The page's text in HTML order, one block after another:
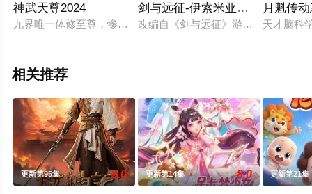
神武天尊2024
九界唯一体修至尊，惨遭至交厉云飞背叛，身死道消。 机缘巧
剑与远征-伊索米亚的那些事儿
改编自《剑与远征》游戏。《伊索米
月魁传
天才脑科
相关推荐
更新第95集 5.0 更新第14集 8.0 更新第21集